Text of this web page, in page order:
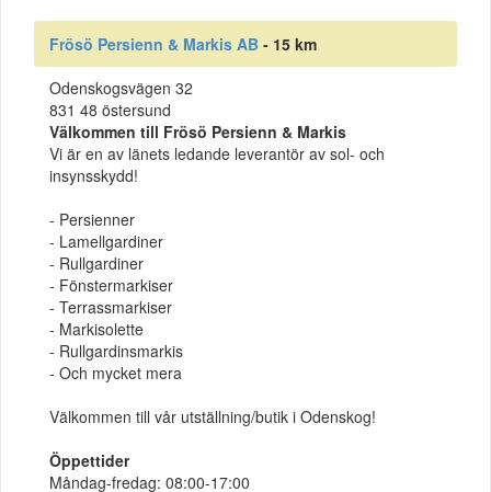
Frösö Persienn & Markis AB - 15 km
Odenskogsvägen 32
831 48 östersund
Välkommen till Frösö Persienn & Markis
Vi är en av länets ledande leverantör av sol- och
insynsskydd!
- Persienner
- Lamellgardiner
- Rullgardiner
- Fönstermarkiser
- Terrassmarkiser
- Markisolette
- Rullgardinsmarkis
- Och mycket mera
Välkommen till vår utställning/butik i Odenskog!
Öppettider
Måndag-fredag: 08:00-17:00